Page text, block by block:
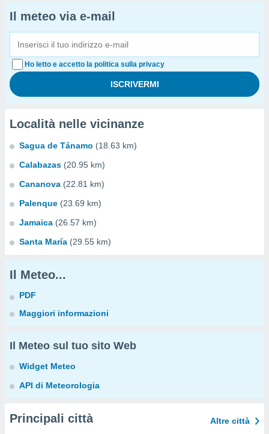
Il meteo via e-mail
Ho letto e accetto la politica sulla privacy
Località nelle vicinanze
Sagua de Tánamo (18.63 km)
Calabazas (20.95 km)
Cananova (22.81 km)
Palenque (23.69 km)
Jamaica (26.57 km)
Santa María (29.55 km)
Il Meteo...
PDF
Maggiori informazioni
Il Meteo sul tuo sito Web
Widget Meteo
API di Meteorologia
Principali città Altre città